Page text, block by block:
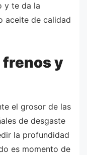
y te da la
aceite de calidad
y
el grosor de las
de desgaste
la profundidad
es momento de